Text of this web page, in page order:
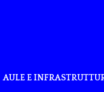
AULE E